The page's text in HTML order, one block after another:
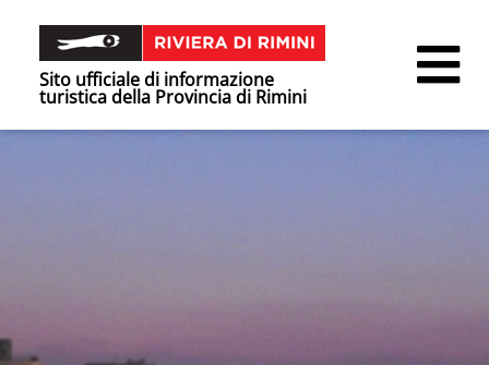
Sito ufficiale di informazione
turistica della Provincia di Rimini